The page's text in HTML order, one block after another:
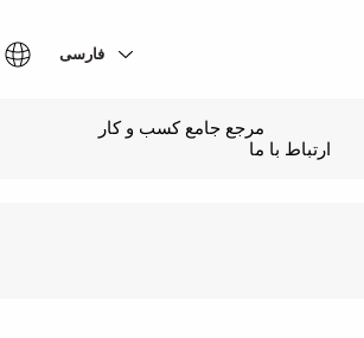
مرجع جامع کسب و کار
ارتباط با ما